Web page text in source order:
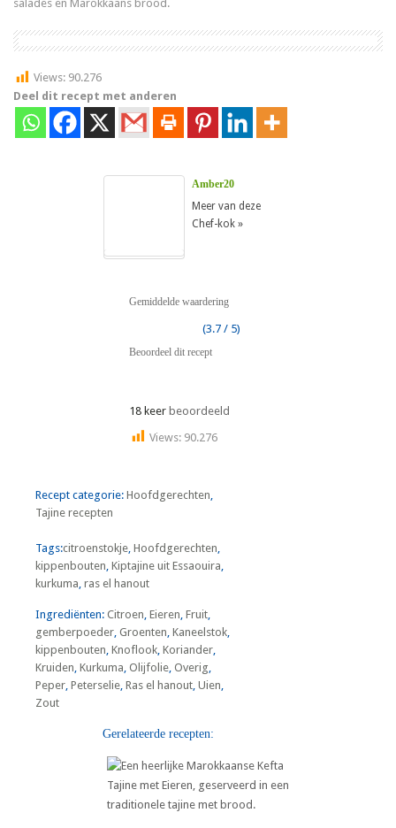
salades en Marokkaans brood.
Views: 90.276
Deel dit recept met anderen
Amber20
Meer van deze
Chef-kok »
Gemiddelde waardering
(3.7 / 5)
Beoordeel dit recept
18 keer beoordeeld
Views: 90.276
Recept categorie:Hoofdgerechten
Tajine recepten
Tags:citroenstokje ,Hoofdgerechten
kippenbouten ,Kiptajine uit Essaouira
kurkuma ,ras el hanout
Ingrediënten:Citroen ,Eieren ,Fruit
gemberpoeder ,Groenten ,Kaneelstok
kippenbouten ,Knoflook ,Koriander
Kruiden ,Kurkuma Olijfolie Overig
Peper ,Peterselie ,Ras el hanout ,Uien
Zout
Gerelateerde recepten: